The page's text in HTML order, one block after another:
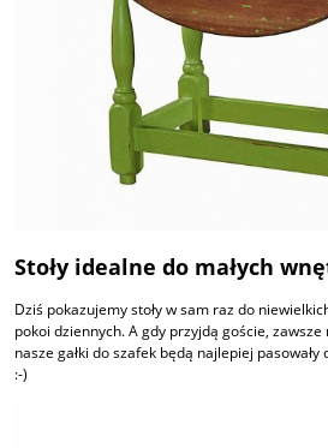
Stoły idealne do małych
Dziś pokazujemy stoły w sam raz do
pokoi dziennych. A gdy przyjdą goście, zawsze
nasze gałki do szafek będą najlepiej
:-)